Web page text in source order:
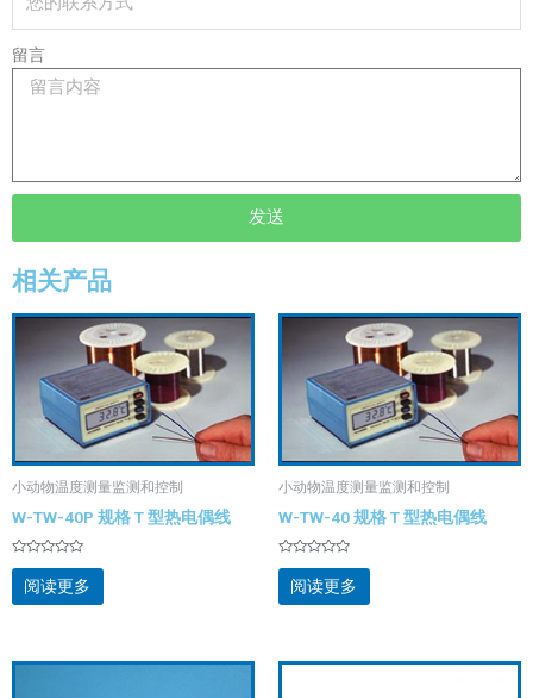
留言
发送
相关产品
小动物温度测量监测和控制
W-TW-40P 规格 T 型热电偶线
评
分
&sol;
阅读更多
小动物温度测量监测和控制
W-TW-40 规格 T 型热电偶线
评
分
&sol;
阅读更多